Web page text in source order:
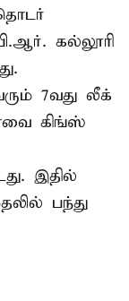
கல்லூரி
7வது லீக்
கிங்ஸ்
இதில்
பந்து